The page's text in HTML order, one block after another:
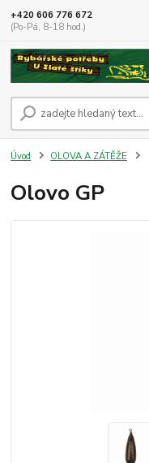
+420 606 776 672
(Po-Pá, 8-18 hod.)
Úvod OLOVA A ZÁTĚŽE
Olovo GP